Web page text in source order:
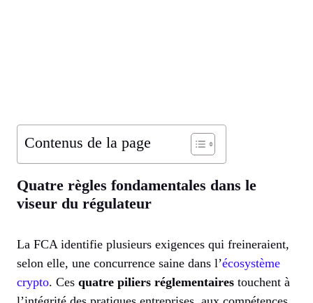
Contenus de la page
Quatre règles fondamentales dans le
viseur du régulateur
La FCA identifie plusieurs exigences qui freineraient,
selon elle, une concurrence saine dans l’écosystème
crypto. Ces quatre piliers réglementaires touchent à